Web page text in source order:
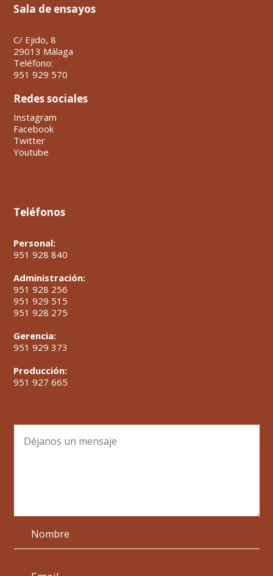
Sala de ensayos
C/ Ejido, 8
29013 Málaga
Teléfono:
951 929 570
Redes sociales
Instagram
Facebook
Twitter
Youtube
Teléfonos
Personal:
951 928 840
Administración:
951 928 256
951 929 515
951 928 275
Gerencia:
951 929 373
Producción:
951 927 665